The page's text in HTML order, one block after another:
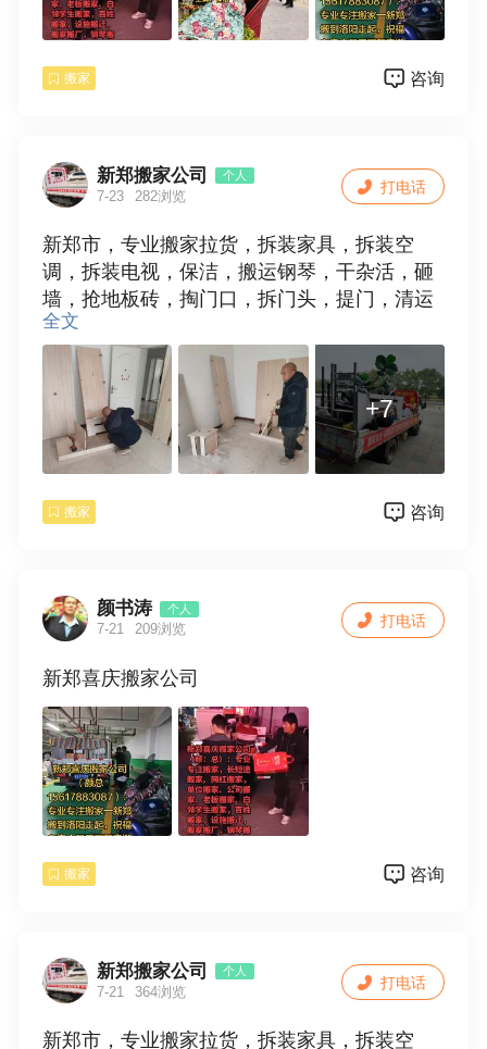
搬家 咨询
新郑搬家公司 个人
7-23 282浏览
新郑市，专业搬家拉货，拆装家具，拆装空
调，拆装电视，保洁，搬运钢琴，干杂活，砸
墙，抢地板砖，掏门口，拆门头，提门，清运
垃圾，欢迎使用。15538109881
全文
+7
打电话
搬家 咨询
颜书涛 个人
7-21 209浏览
新郑喜庆搬家公司
打电话
搬家 咨询
新郑搬家公司 个人
7-21 364浏览
新郑市，专业搬家拉货，拆装家具，拆装空
打电话